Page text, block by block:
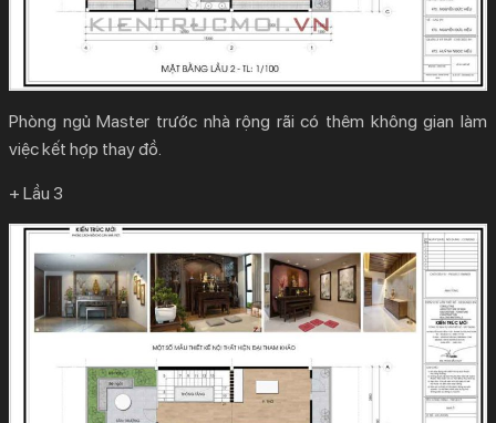
Phòng ngủ Master trước nhà rộng rãi có thêm không gian làm
việc kết hợp thay đồ.
+ Lầu 3